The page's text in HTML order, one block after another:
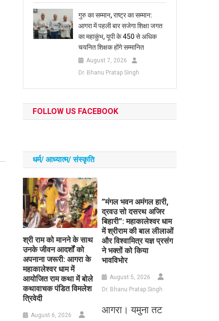
​गुरु का सम्मान, राष्ट्र का सम्मान:
आगरा में पहली बार सजेगा शिक्षा जगत
का महाकुंभ, यूपी के 450 से अधिक
चयनित शिक्षक होंगे सम्मानित
August 7, 2026
Dr. Bhanu Pratap Singh
FOLLOW US FACEBOOK
धर्म/ आध्‍यात्‍म/ संस्‍कृति
​श्री राम को मानने के साथ
उनके जीवन आदर्शों को
अपनाना जरूरी: आगरा के
महाकालेश्वर धाम में
आयोजित राम कथा में बोले
कथावाचक पंडित विमलेश
त्रिवेदी
August 6, 2026
​”मंगल भवन अमंगल हारी,
द्रवउ सो दसरथ अजिर
बिहारी”: महाकालेश्वर धाम
में श्रीराम की बाल लीलाओं
और विश्वामित्र यज्ञ प्रसंग
ने भक्तों को किया
भावविभोर
August 5, 2026
Dr. Bhanu Pratap Singh
आगरा। यमुना तट